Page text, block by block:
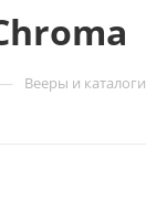
Вееры и каталоги